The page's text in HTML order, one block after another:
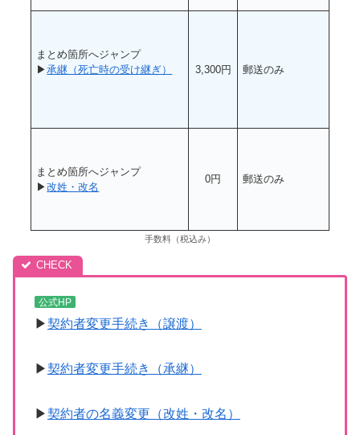
まとめ箇所へジャンプ
▶承継（死亡時の受け継ぎ） 3,300円 郵送のみ
まとめ箇所へジャンプ
▶改姓・改名
0円 郵送のみ
手数料（税込み）
公式HP
▶契約者変更手続き（譲渡）
▶契約者変更手続き（承継）
▶契約者の名義変更（改姓・改名）